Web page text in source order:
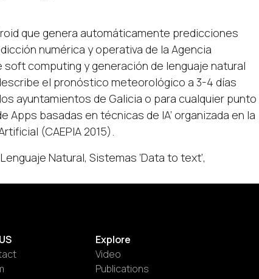
que genera automáticamente predicciones
numérica y operativa de la Agencia
computing y generación de lenguaje natural
el pronóstico meteorológico a 3-4 días
ayuntamientos de Galicia o para cualquier punto
Apps basadas en técnicas de IA’ organizada en la
(CAEPIA 2015).
Natural, Sistemas ’Data to text’,
Explore
Video
Publications